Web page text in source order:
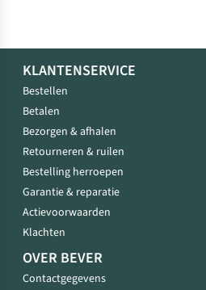
KLANTENSERVICE
Bestellen
Betalen
Bezorgen & afhalen
Retourneren & ruilen
Bestelling herroepen
Garantie & reparatie
Actievoorwaarden
Klachten
OVER BEVER
Contactgegevens